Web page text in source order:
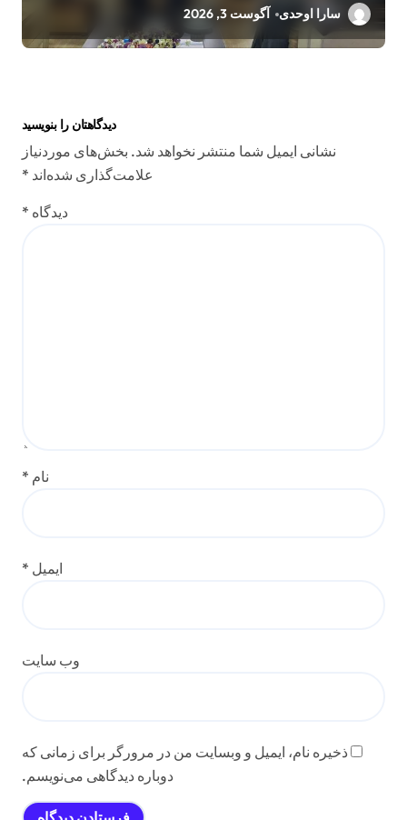
سارا اوحدی آگوست 3, 2026
دیدگاهتان را بنویسید
نشانی ایمیل شما منتشر نخواهد شد. بخش‌های موردنیاز
علامت‌گذاری شده‌اند *
دیدگاه *
نام *
ایمیل *
وب‌ سایت
ذخیره نام، ایمیل و وبسایت من در مرورگر برای زمانی که
دوباره دیدگاهی می‌نویسم.